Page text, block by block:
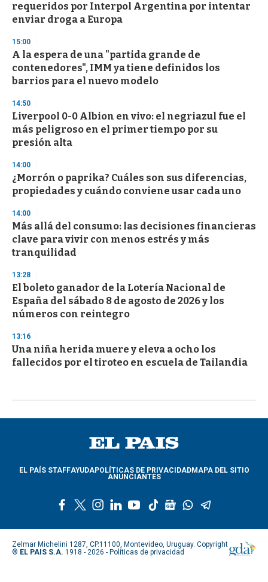
c
o
d
s
requeridos por Interpol Argentina por intentar
enviar droga a Europa
15:00
A la espera de una "partida grande de
contenedores", IMM ya tiene definidos los
barrios para el nuevo modelo
14:50
Liverpool 0-0 Albion en vivo: el negriazul fue el
más peligroso en el primer tiempo por su
presión alta
14:00
¿Morrón o paprika? Cuáles son sus diferencias,
propiedades y cuándo conviene usar cada uno
14:00
Más allá del consumo: las decisiones financieras
clave para vivir con menos estrés y más
tranquilidad
13:28
El boleto ganador de la Lotería Nacional de
España del sábado 8 de agosto de 2026 y los
números con reintegro
13:16
Una niña herida muere y eleva a ocho los
fallecidos por el tiroteo en escuela de Tailandia
EL PAÍS STAFFAYUDAPOLÍTICAS DE PRIVACIDADMAPA DEL SITIO
ANUNCIANTES
c
e
b
w
i
t
s
t
a
l
n
k
e
y
u
u
t
k
o
g
o
l
w
a
s
l
e
g
Zelmar Michelini 1287, CP.11100, Montevideo, Uruguay. Copyright
® EL PAIS S.A. 1918 - 2026 - Políticas de privacidad